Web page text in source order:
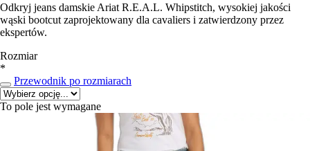
Odkryj jeans damskie Ariat R.E.A.L. Whipstitch, wysokiej jakości
wąski bootcut zaprojektowany dla cavaliers i zatwierdzony przez
ekspertów.
Rozmiar
*
Przewodnik po rozmiarach
To pole jest wymagane